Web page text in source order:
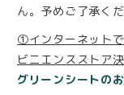
ん。予めご了承くだ
①インターネット
ビニエンスストア
グリーンシートの